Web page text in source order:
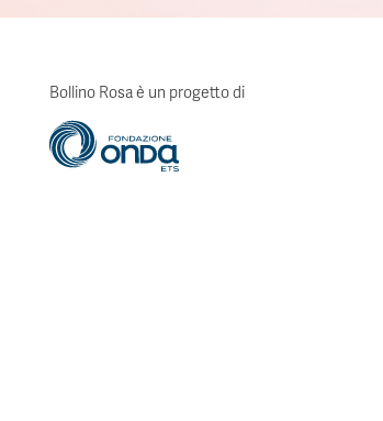
Bollino Rosa è un progetto di